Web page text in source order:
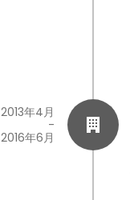
2013年4月
-
2016年6月